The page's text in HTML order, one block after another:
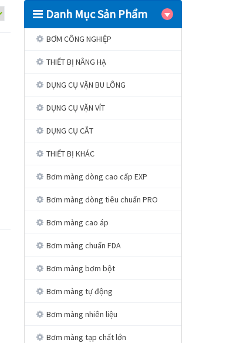
Danh Mục Sản Phẩm
BƠM CÔNG NGHIỆP
THIẾT BỊ NÂNG HẠ
DỤNG CỤ VẶN BU LÔNG
DỤNG CỤ VẶN VÍT
DỤNG CỤ CẮT
THIẾT BỊ KHÁC
Bơm màng dòng cao cấp EXP
Bơm màng dòng tiêu chuẩn PRO
Bơm màng cao áp
Bơm màng chuẩn FDA
Bơm màng bơm bột
Bơm màng tự động
Bơm màng nhiên liệu
Bơm màng tạp chất lớn